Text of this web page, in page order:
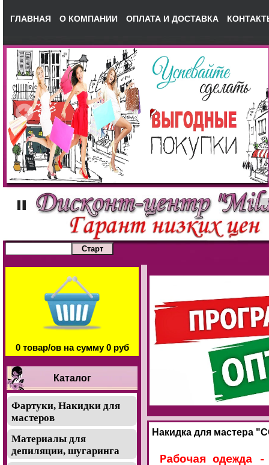
ГЛАВНАЯ О КОМПАНИИ ОПЛАТА И ДОСТАВКА
0 товар/ов на сумму 0 руб
Каталог
Фартуки, Накидки для
мастеров
Материалы для
депиляции, шугаринга
Накидка для мастера
Рабочая одежда -